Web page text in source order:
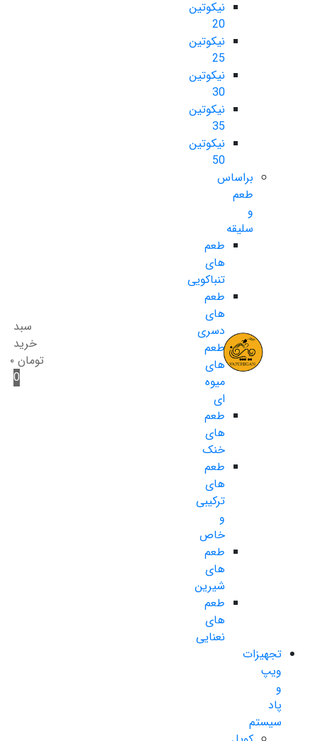
نیکوتین
20
نیکوتین
25
نیکوتین
30
نیکوتین
35
نیکوتین
50
براساس
طعم
و
سلیقه
طعم
های
تنباکویی
طعم
های
دسری
طعم
های
میوه
ای
طعم
های
خنک
طعم
های
ترکیبی
و
خاص
طعم
های
شیرین
طعم
های
نعنایی
تجهیزات
ویپ
و
پاد
سیستم
سبد
خرید
تومان ۰
0